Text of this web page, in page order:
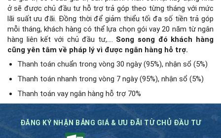
ở sẽ được chủ đầu tư hỗ trợ trả góp theo từng tháng với mức
lãi suất ưu đãi. Đồng thời để giảm thiểu tối đa số tiền trả góp
mỗi tháng, khách hàng có thể lựa chọn gói vay 20 năm từ ngân
hàng liên kết với chủ đầu tư,…. Song song đó khách hàng
cũng yên tâm về pháp lý vì được ngân hàng hỗ trợ.
Thanh toán chuẩn trong vòng 30 ngày (95%), nhận sổ (5%)
Thanh toán nhanh trong vòng 7 ngày (95%), nhận sổ (5%)
Thanh toán vay ngân hàng hỗ trợ 70%
ĐĂNG KÝ NHẬN BẢNG GIÁ & ƯU ĐÃI TỪ CHỦ ĐẦU TƯ